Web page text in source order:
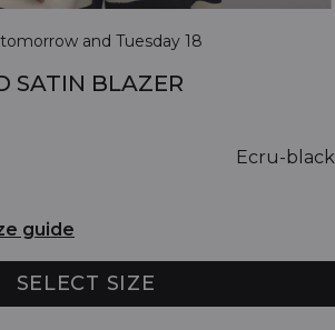
and Tuesday 18
SATIN BLAZER
Ecru-black
guide
SELECT SIZE